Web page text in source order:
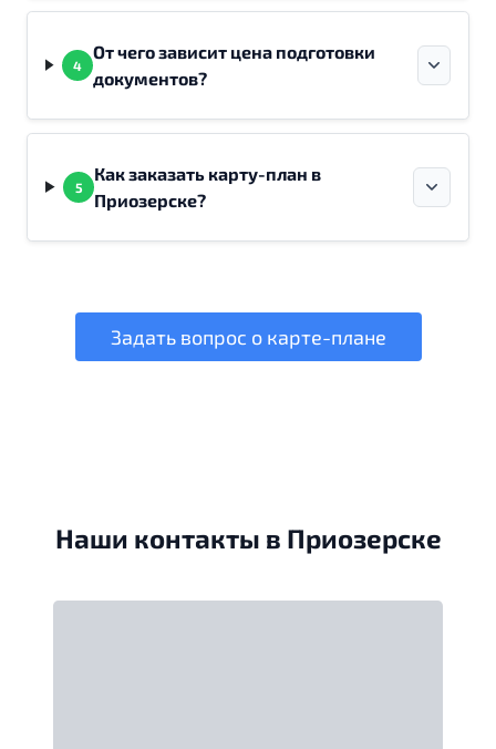
4
От чего зависит цена подготовки
документов?
5
Как заказать карту-план в
Приозерске?
Задать вопрос о карте-плане
Наши контакты в Приозерске